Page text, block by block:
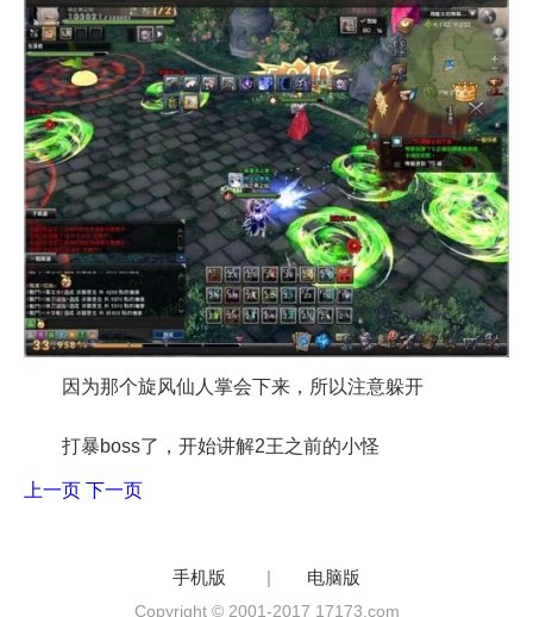
因为那个旋风仙人掌会下来，所以注意躲开
打暴boss了，开始讲解2王之前的小怪
上一页 下一页
手机版 | 电脑版
Copyright © 2001-2017 17173.com